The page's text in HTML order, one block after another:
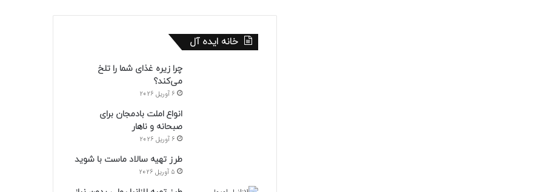
خانه ایده آل
چرا زیره غذای شما را تلخ
می‌کند؟
6 آوریل 2026
انواع املت بادمجان برای
صبحانه و ناهار
6 آوریل 2026
طرز تهیه سالاد ماست با شوید
5 آوریل 2026